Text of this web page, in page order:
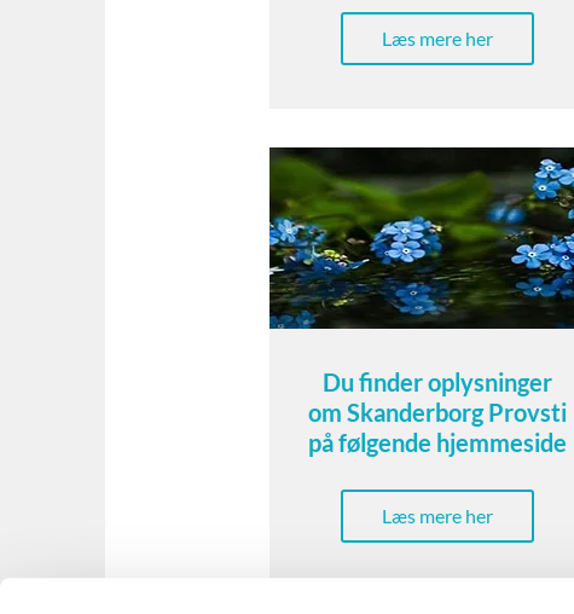
Læs mere her
Du finder oplysninger
om Skanderborg Provsti
på følgende hjemmeside
Læs mere her